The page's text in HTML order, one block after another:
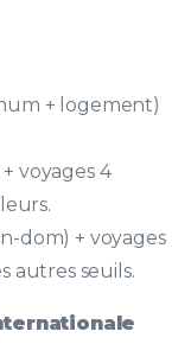
+ logement)
voyages 4
dom) + voyages
autres seuils.